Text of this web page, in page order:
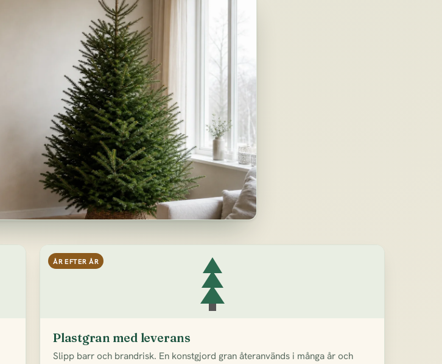
ÅR EFTER ÅR
Plastgran med leverans
Slipp barr och brandrisk. En konstgjord gran återanvänds i många år och